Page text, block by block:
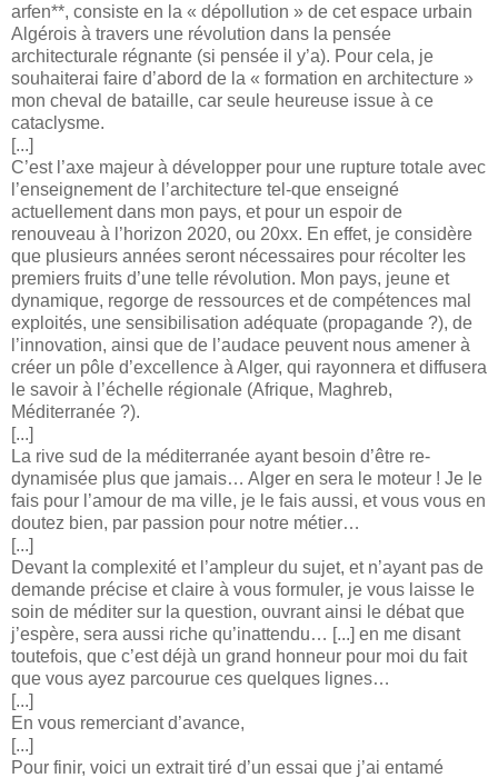
arfen**, consiste en la « dépollution » de cet espace urbain
Algérois à travers une révolution dans la pensée
architecturale régnante (si pensée il y’a). Pour cela, je
souhaiterai faire d’abord de la « formation en architecture »
mon cheval de bataille, car seule heureuse issue à ce
cataclysme.
[...]
C’est l’axe majeur à développer pour une rupture totale avec
l’enseignement de l’architecture tel-que enseigné
actuellement dans mon pays, et pour un espoir de
renouveau à l’horizon 2020, ou 20xx. En effet, je considère
que plusieurs années seront nécessaires pour récolter les
premiers fruits d’une telle révolution. Mon pays, jeune et
dynamique, regorge de ressources et de compétences mal
exploités, une sensibilisation adéquate (propagande ?), de
l’innovation, ainsi que de l’audace peuvent nous amener à
créer un pôle d’excellence à Alger, qui rayonnera et diffusera
le savoir à l’échelle régionale (Afrique, Maghreb,
Méditerranée ?).
[...]
La rive sud de la méditerranée ayant besoin d’être re-
dynamisée plus que jamais… Alger en sera le moteur ! Je le
fais pour l’amour de ma ville, je le fais aussi, et vous vous en
doutez bien, par passion pour notre métier…
[...]
Devant la complexité et l’ampleur du sujet, et n’ayant pas de
demande précise et claire à vous formuler, je vous laisse le
soin de méditer sur la question, ouvrant ainsi le débat que
j’espère, sera aussi riche qu’inattendu… [...] en me disant
toutefois, que c’est déjà un grand honneur pour moi du fait
que vous ayez parcourue ces quelques lignes…
[...]
En vous remerciant d’avance,
[...]
Pour finir, voici un extrait tiré d’un essai que j’ai entamé